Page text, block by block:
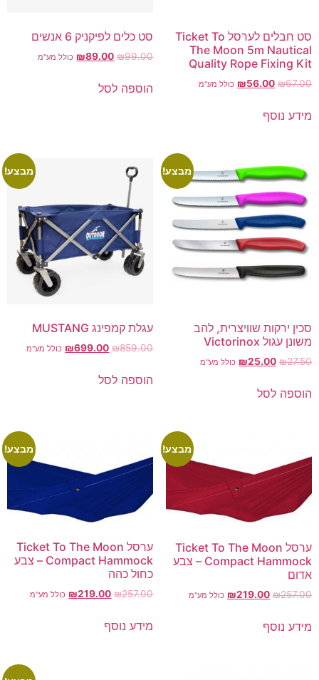
סט חבלים לערסל Ticket To
The Moon 5m Nautical
Quality Rope Fixing Kit
₪67.00
₪56.00 כולל מע"מ
מידע נוסף
סט כלים לפיקניק 6 אנשים
₪99.00
₪89.00 כולל מע"מ
הוספה לסל
מבצע!
סכין ירקות שוויצרית, להב
משונן עגול Victorinox
₪27.50
₪25.00 כולל מע"מ
הוספה לסל
מבצע!
עגלת קמפינג MUSTANG
₪859.00
₪699.00 כולל מע"מ
הוספה לסל
מבצע!
ערסל Ticket To The Moon
Compact Hammock – צבע
אדום
₪257.00
₪219.00 כולל מע"מ
מידע נוסף
מבצע!
ערסל Ticket To The Moon
Compact Hammock – צבע
כחול כהה
₪257.00
₪219.00 כולל מע"מ
מידע נוסף